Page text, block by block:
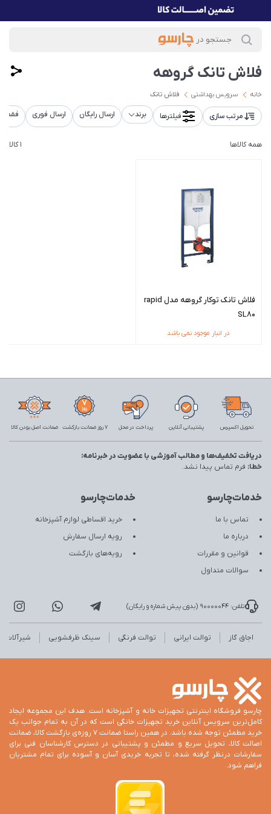
فلاش تانک گروهه
خانه سرویس بهداشتی فلاش تانک
1 کالا همه کالاها
مرتب سازی فیلترها برند ارسال رایگان ارسال فوری فقط
فلاش تانک توکار گروهه مدل rapid
SL80
در انبار موجود نمی باشد
تحویل اکسپرس پشتیبانی آنلاین پرداخت در محل 7 روز ضمانت بازگشت ضمانت اصل بودن کالا
خدمات‌چارسو
تماس با ما
درباره ما
قوانین و مقررات
سوالات متداول
خدمات‌چارسو
خرید اقساطی لوازم آشپزخانه
رویه ارسال سفارش
رویه‌های بازگشت
دریافت تخفیف‌ها و مطالب آموزشی با عضویت در خبرنامه:
خطا: فرم تماس پیدا نشد.
تلفن: 90000044 (بدون پیش شماره و رایگان)
اجاق گاز توالت ایرانی توالت فرنگی سینک ظرفشویی شیرآلات
چارسو فروشگاه اینترنتی تجهیزات خانه و آشپزخانه است. هدف این مجموعه ایجاد
کامل‌ترین سرویس آنلاین خرید تجهیزات خانگی است که در آن به تمام جوانب یک
خرید مطمئن توجه شده باشد. در همین راستا ضمانت 7 روزه‌ی بازگشت کالا، ضمانت
اصالت کالا، تحویل سریع و مطمئن و پشتیبانی در دسترس کارشناسان فنی برای
سفارشات درنظر گرفته شده، تا تجربه خریدی آسان و آسوده برای تمام مشتریان
فراهم شود.